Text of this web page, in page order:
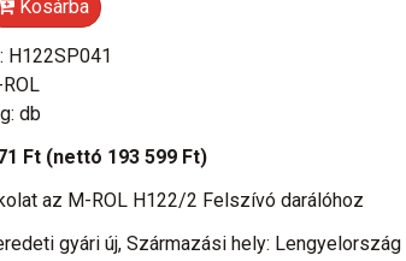
Kosárba
H122SP041
db
Ft (nettó 193 599 Ft)
az M-ROL H122/2 Felszívó darálóhoz
gyári új, Származási hely: Lengyelország